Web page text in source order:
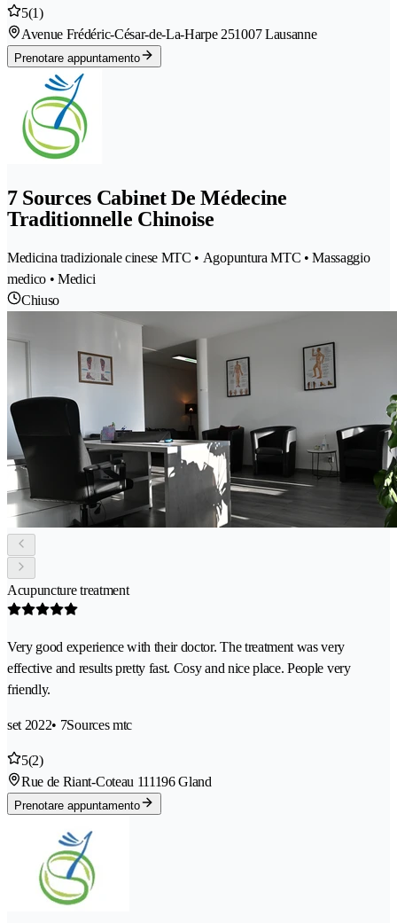
5(1)
Avenue Frédéric-César-de-La-Harpe 251007 Lausanne
Prenotare appuntamento
7 Sources Cabinet De Médecine
Traditionnelle Chinoise
Medicina tradizionale cinese MTC • Agopuntura MTC • Massaggio
medico • Medici
Chiuso
Acupuncture treatment
Very good experience with their doctor. The treatment was very
effective and results pretty fast. Cosy and nice place. People very
friendly.
set 2022• 7Sources mtc
5(2)
Rue de Riant-Coteau 111196 Gland
Prenotare appuntamento